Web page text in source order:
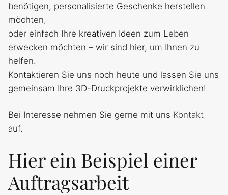
benötigen, personalisierte Geschenke herstellen
möchten,
oder einfach Ihre kreativen Ideen zum Leben
erwecken möchten – wir sind hier, um Ihnen zu
helfen.
Kontaktieren Sie uns noch heute und lassen Sie uns
gemeinsam Ihre 3D-Druckprojekte verwirklichen!
Bei Interesse nehmen Sie gerne mit uns Kontakt
auf.
Hier ein Beispiel einer
Auftragsarbeit